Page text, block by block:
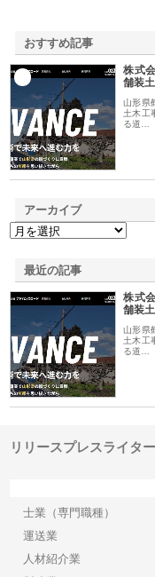
おすすめ記事
株式
舗装
山形県
土木工
る道…
アーカイブ
最近の記事
株式
舗装
山形県
土木工
る道…
リリースプレスライタ
士業（専門職種）
運送業
人材紹介業